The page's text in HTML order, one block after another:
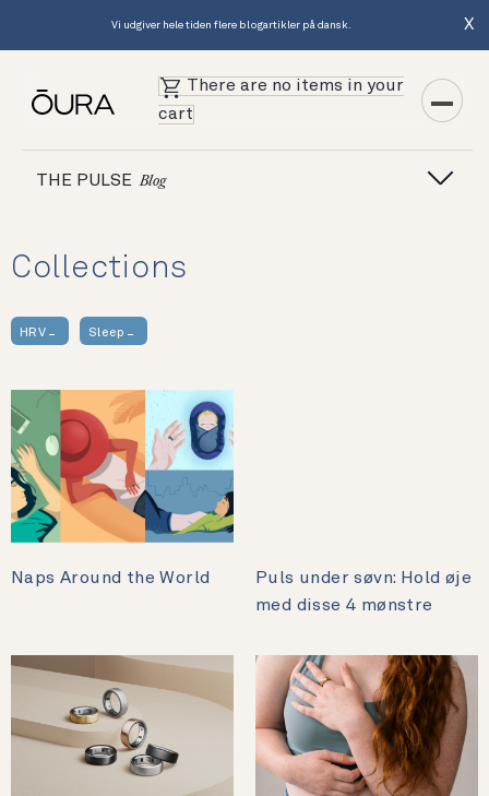
Vi udgiver hele tiden flere blogartikler på dansk. X
There are no items in your
cart
THE PULSE Blog
Collections
HRV Sleep
Naps Around the World
Puls under søvn: Hold øje
med disse 4 mønstre